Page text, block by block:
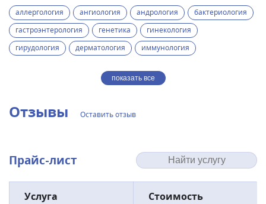
аллергология ангиология андрология
бактериология
гастроэнтерология
генетика
гинекология
гирудология
дерматология иммунология
показать все
Отзывы Оставить отзыв
Прайс-лист
Услуга Стоимость